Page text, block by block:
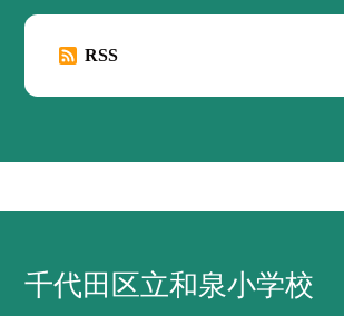
RSS
千代田区立和泉小学校